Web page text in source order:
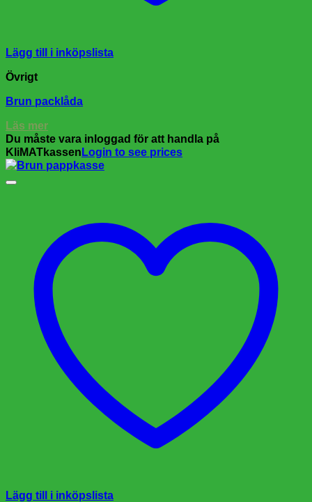
Lägg till i inköpslista
Övrigt
Brun packlåda
Läs mer
Du måste vara inloggad för att handla på
KliMATkassen Login to see prices
Lägg till i inköpslista